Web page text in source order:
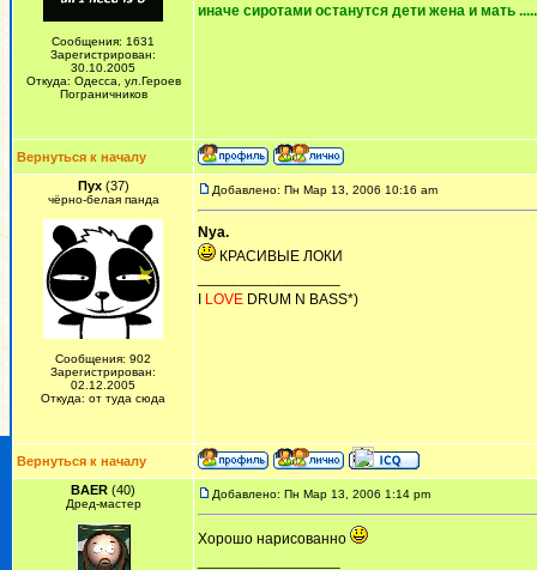
Сообщения: 1631
Зарегистрирован:
30.10.2005
Откуда: Одесса, ул.Героев
Пограничников
иначе сиротами останутся дети жена и мать
Вернуться к началу
Пух(37)
чёрно-белая панда
Сообщения: 902
Зарегистрирован:
02.12.2005
Откуда: от туда сюда
Добавлено: Пн Мар 13, 2006 10:16 am
Nya.
КРАСИВЫЕ ЛОКИ
LOVE DRUM N BASS*)
Вернуться к началу
BAER (40)
Дред-мастер
Добавлено: Пн Мар 13, 2006 1:14 pm
Хорошо нарисованно